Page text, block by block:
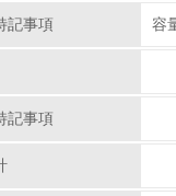
記事項 容
記事項